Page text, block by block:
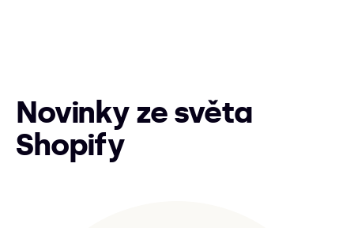
Novinky ze světa
Shopify